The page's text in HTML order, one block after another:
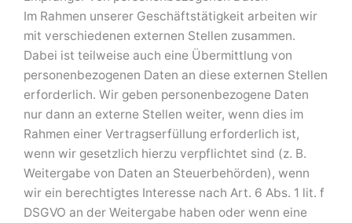
Im Rahmen unserer Geschäftstätigkeit arbeiten wir
mit verschiedenen externen Stellen zusammen.
Dabei ist teilweise auch eine Übermittlung von
personenbezogenen Daten an diese externen Stellen
erforderlich. Wir geben personenbezogene Daten
nur dann an externe Stellen weiter, wenn dies im
Rahmen einer Vertragserfüllung erforderlich ist,
wenn wir gesetzlich hierzu verpflichtet sind (z. B.
Weitergabe von Daten an Steuerbehörden), wenn
wir ein berechtigtes Interesse nach Art. 6 Abs. 1 lit. f
DSGVO an der Weitergabe haben oder wenn eine